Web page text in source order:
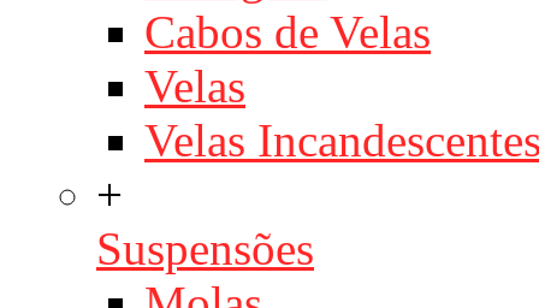
Cabos de Velas
Velas
Velas
+
Suspensões